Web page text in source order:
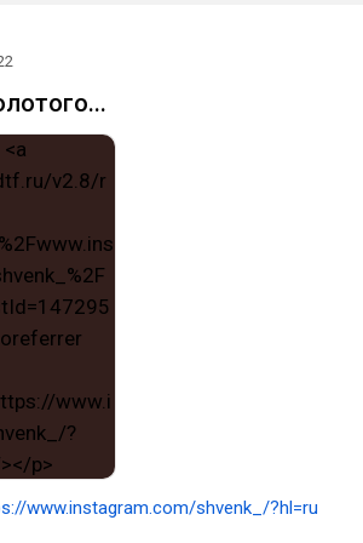
www.instagram.com/shvenk_/?hl=ru